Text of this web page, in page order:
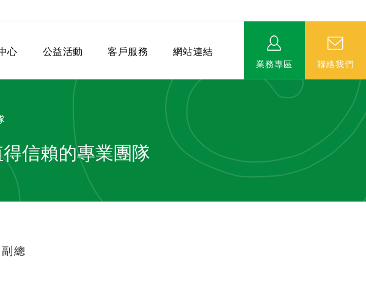
心 公益活動 客戶服務 網站連結
業務專區 聯絡我們
信賴的專業團隊
總